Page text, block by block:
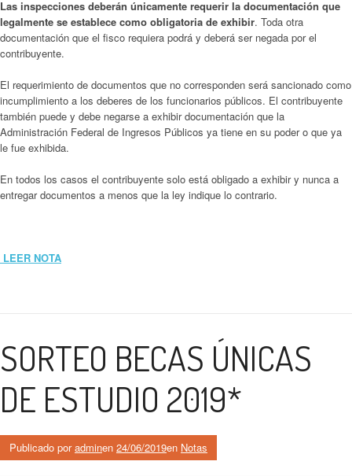
Las inspecciones deberán únicamente requerir la documentación que
legalmente se establece como obligatoria de exhibir. Toda otra
documentación que el fisco requiera podrá y deberá ser negada por el
contribuyente.
El requerimiento de documentos que no corresponden será sancionado como
incumplimiento a los deberes de los funcionarios públicos. El contribuyente
también puede y debe negarse a exhibir documentación que la
Administración Federal de Ingresos Públicos ya tiene en su poder o que ya
le fue exhibida.
En todos los casos el contribuyente solo está obligado a exhibir y nunca a
entregar documentos a menos que la ley indique lo contrario.
LEER NOTA
SORTEO BECAS ÚNICAS
DE ESTUDIO 2019*
Publicado poradminen 24/06/2019en Notas